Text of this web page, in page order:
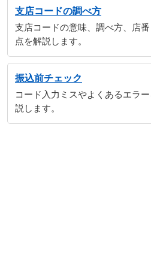
支店コードの調べ方
支店コードの意味、調べ方、店
点を解説します。
振込前チェック
コード入力ミスやよくあるエラ
説します。